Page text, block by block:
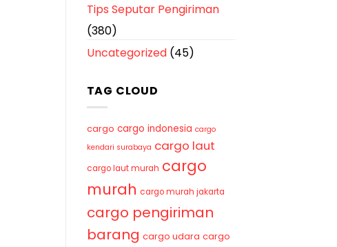
Tips Seputar Pengiriman
(380)
Uncategorized(45)
TAG CLOUD
cargo cargo indonesia cargo
kendari surabaya cargo laut
cargo laut murah cargo
murah cargo murah jakarta
cargo pengiriman
barang cargo udara cargo